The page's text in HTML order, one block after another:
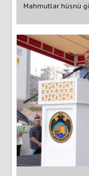
Mahmutlar hüsnü